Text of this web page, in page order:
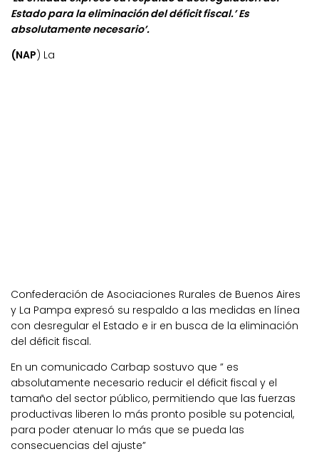
Estado para la eliminación del déficit fiscal.’ Es
absolutamente necesario’.
(NAP) La
Confederación de Asociaciones Rurales de Buenos Aires
y La Pampa expresó su respaldo a las medidas en línea
con desregular el Estado e ir en busca de la eliminación
del déficit fiscal.
En un comunicado Carbap sostuvo que ” es
absolutamente necesario reducir el déficit fiscal y el
tamaño del sector público, permitiendo que las fuerzas
productivas liberen lo más pronto posible su potencial,
para poder atenuar lo más que se pueda las
consecuencias del ajuste”